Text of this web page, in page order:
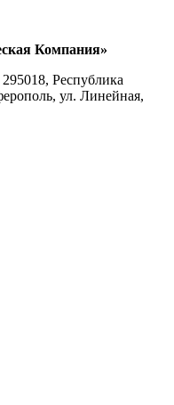
Компания»
Республика
ул. Линейная,